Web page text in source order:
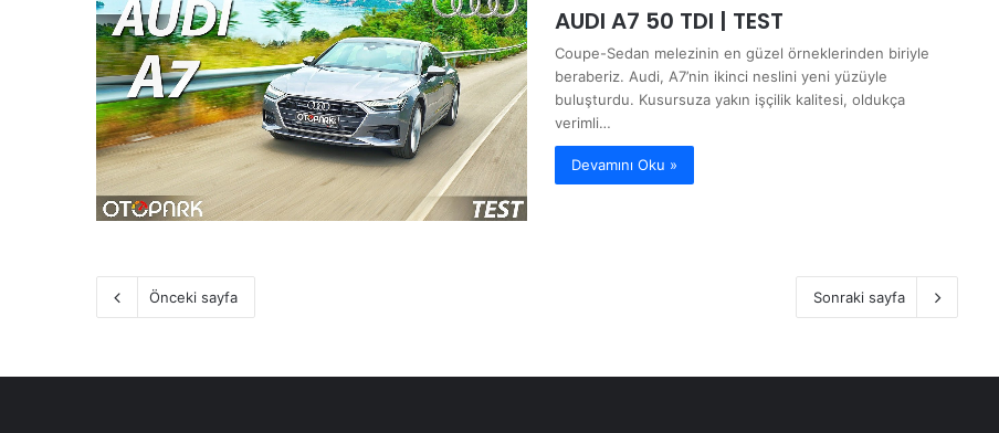
AUDI A7 50 TDI | TEST
Coupe-Sedan melezinin en güzel örneklerinden biriyle
beraberiz. Audi, A7’nin ikinci neslini yeni yüzüyle
buluşturdu. Kusursuza yakın işçilik kalitesi, oldukça
verimli…
Devamını Oku »
Önceki sayfa Sonraki sayfa